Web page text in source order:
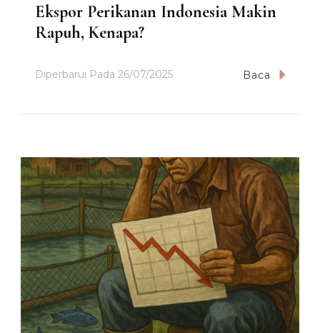
Ekspor Perikanan Indonesia Makin
Rapuh, Kenapa?
Diperbarui Pada 26/07/2025 Baca